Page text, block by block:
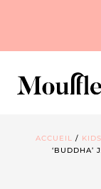
ACCUEIL / KIDS
‘BUDDHA’